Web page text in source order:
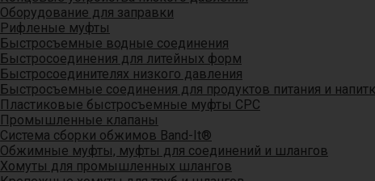
Оборудование для заправки
Рифленые муфты
Быстросъемные водные соединения
Быстросоединения для литейных форм
Быстросоединителях низкого давления
Быстросъемные соединения для продуктов питания и
Пластиковые быстросъемные муфты CPC
Промышленные клапаны
Система сборки обжимов Band-It®
Обжимные муфты, муфты для соединений и шлангов
Хомуты для промышленных шлангов